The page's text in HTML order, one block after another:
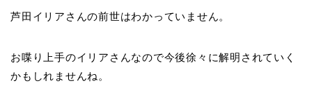
芦田イリアさんの前世はわかっていません。
お喋り上手のイリアさんなので今後徐々に解明されていく
かもしれませんね。